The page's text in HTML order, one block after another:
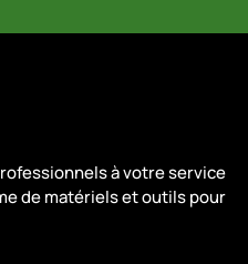
à votre service
de matériels et outils pour